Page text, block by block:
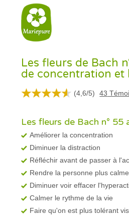
Les fleurs de Bach
de concentration
(4,6/5) 43
Les fleurs de Bach n° 55
Améliorer la concentration
Diminuer la distraction
Réfléchir avant de passer à
Rendre la personne plus
Diminuer voir effacer
Calmer le rythme de la vie
Faire qu'on est plus tolérant